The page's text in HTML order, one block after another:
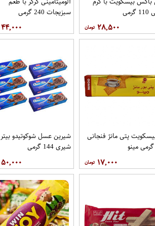
۲۸,۵۰۰
سبزیجات 240 گرمی
۴۴,۰۰۰
پتی مانژ فنجانی
۱۷,۰۰۰
شیرین عسل شوکوتیدو بیتر
شیری 144 گرمی
۵۰,۰۰۰